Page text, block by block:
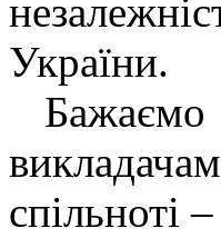
України.
Бажаємо
спільноті